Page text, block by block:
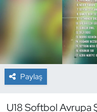
Paylaş
U18 Softbol Avrupa
Curling
Dağcılık
Dans Sporları
Dövüş Sanatı